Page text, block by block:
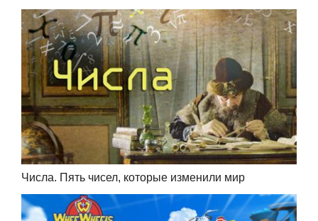
Числа. Пять чисел, которые изменили мир